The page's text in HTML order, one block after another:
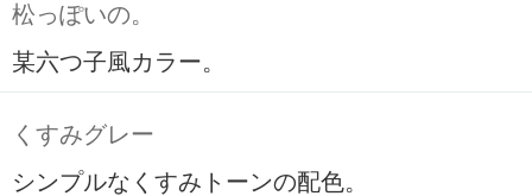
松っぽいの。
某六つ子風カラー。
くすみグレー
シンプルなくすみトーンの配色。